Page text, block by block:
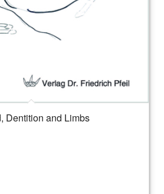
Dentition and Limbs